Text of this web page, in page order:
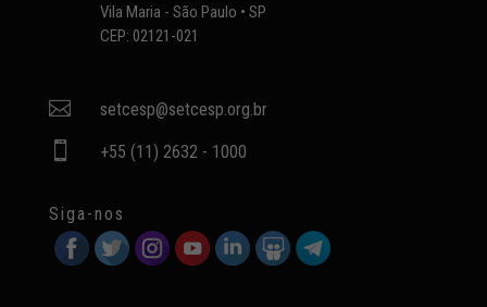
Vila Maria - São Paulo • SP
CEP: 02121-021
 setcesp@setcesp.org.br
 +55 (11) 2632 - 1000
Siga-nos